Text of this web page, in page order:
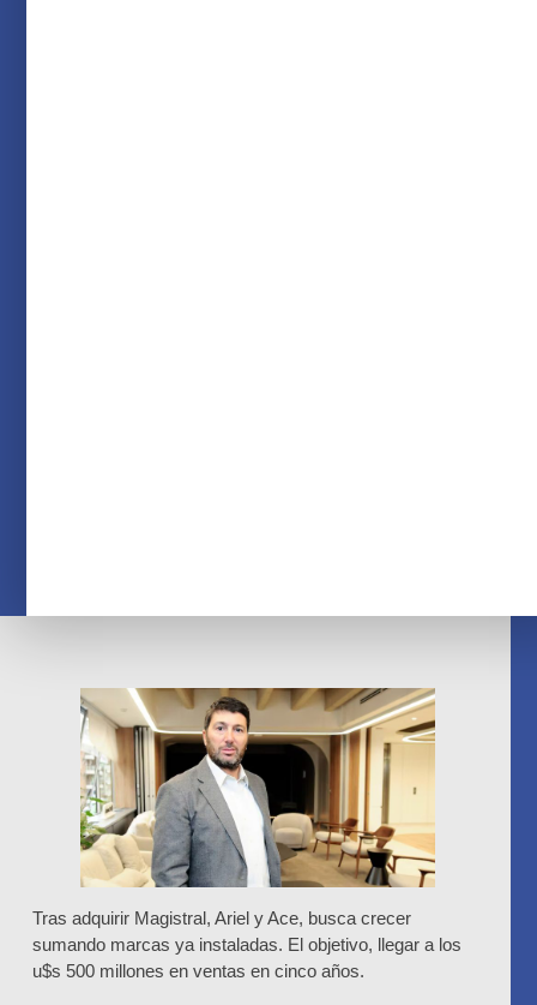
Tras adquirir Magistral, Ariel y Ace, busca crecer
sumando marcas ya instaladas. El objetivo, llegar a los
u$s 500 millones en ventas en cinco años.